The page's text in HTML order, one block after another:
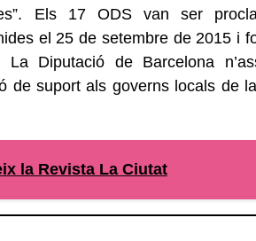
Els 17 ODS van ser
el 25 de setembre de 2015 i
La Diputació de Barcelona
de suport als governs locals de
la Revista La Ciutat